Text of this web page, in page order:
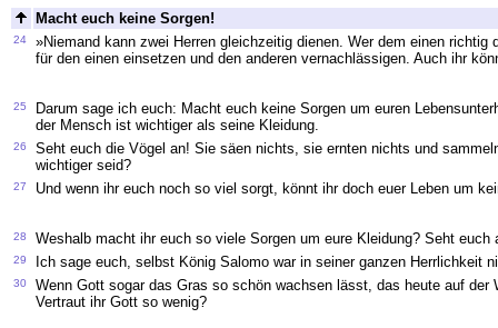
Macht euch keine Sorgen!
24
»Niemand kann zwei Herren gleichzeitig dienen. Wer dem einen
für den einen einsetzen und den anderen vernachlässigen. Auch ihr
25
Darum sage ich euch: Macht euch keine Sorgen um euren
der Mensch ist wichtiger als seine Kleidung.
26
Seht euch die Vögel an! Sie säen nichts, sie ernten nichts und
wichtiger seid?
27 Und wenn ihr euch noch so viel sorgt, könnt ihr doch euer Leben um
28 Weshalb macht ihr euch so viele Sorgen um eure Kleidung? Seht
29 Ich sage euch, selbst König Salomo war in seiner ganzen Herrlichkeit
30
Wenn Gott sogar das Gras so schön wachsen lässt, das heute auf
Vertraut ihr Gott so wenig?